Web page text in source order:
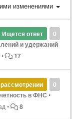
изменениями
0
Ищется ответ
и удержаний
• 17
0
в ФНС •
• 8